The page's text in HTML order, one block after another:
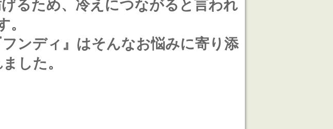
るため、冷えにつながると言われ
。
ンディ』はそんなお悩みに寄り添
した。